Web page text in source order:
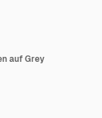
auf Grey